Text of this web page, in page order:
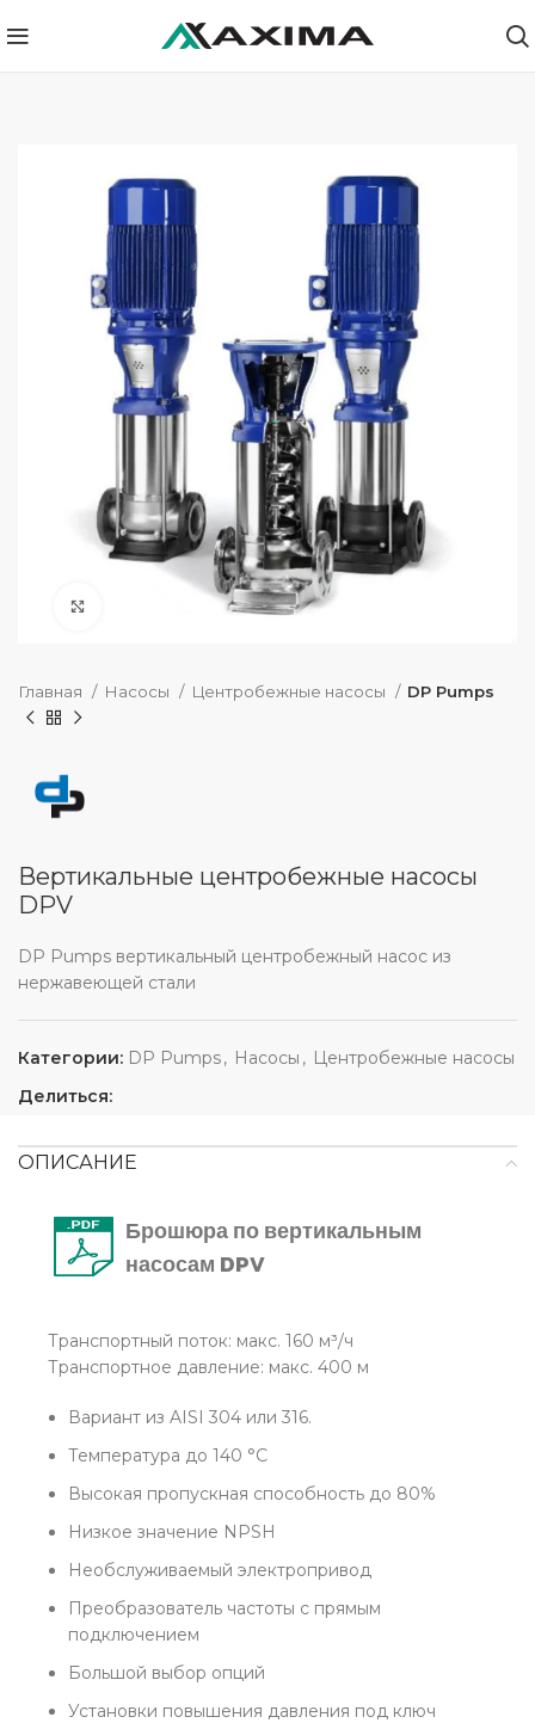
нажмите, чтобы увеличить
Главная Насосы Центробежные насосы DP Pumps
Вертикальные центробежные насосы
DPV
DP Pumps вертикальный центробежный насос из
нержавеющей стали
Категории: DP Pumps, Насосы , Центробежные насосы
Делиться:
ОПИСАНИЕ
Брошюра по вертикальным
насосам DPV
Транспортный поток: макс. 160 м³/ч
Транспортное давление: макс. 400 м
Вариант из AISI 304 или 316.
Температура до 140 °С
Высокая пропускная способность до 80%
Низкое значение NPSH
Необслуживаемый электропривод
Преобразователь частоты с прямым
подключением
Большой выбор опций
Установки повышения давления под ключ